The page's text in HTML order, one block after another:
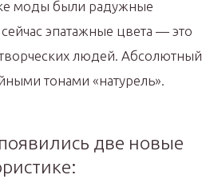
моды были радужные
эпатажные цвета — это
людей. Абсолютный
тонами «натурель».
две новые